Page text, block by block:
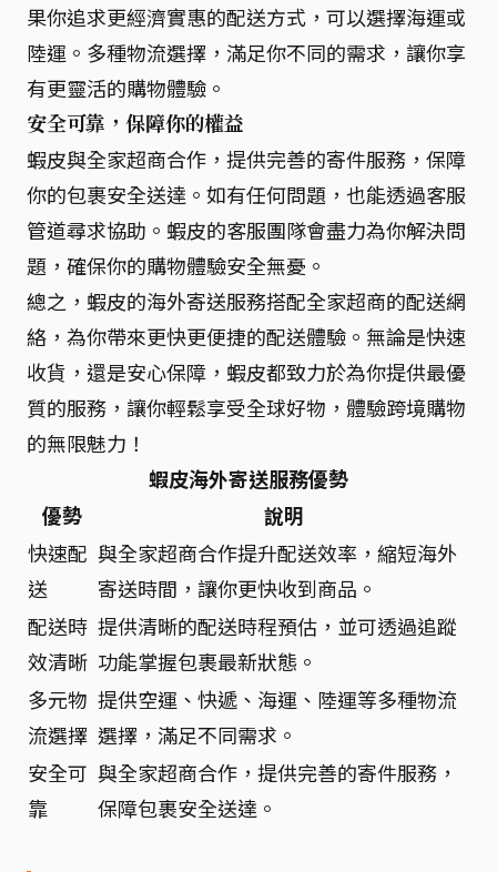
果你追求更經濟實惠的配送方式，可以選擇海運或
陸運。多種物流選擇，滿足你不同的需求，讓你享
有更靈活的購物體驗。
安全可靠，保障你的權益
蝦皮與全家超商合作，提供完善的寄件服務，保障
你的包裹安全送達。如有任何問題，也能透過客服
管道尋求協助。蝦皮的客服團隊會盡力為你解決問
題，確保你的購物體驗安全無憂。
總之，蝦皮的海外寄送服務搭配全家超商的配送網
絡，為你帶來更快更便捷的配送體驗。無論是快速
收貨，還是安心保障，蝦皮都致力於為你提供最優
質的服務，讓你輕鬆享受全球好物，體驗跨境購物
的無限魅力！
蝦皮海外寄送服務優勢
優勢
說明
快速配
送
與全家超商合作提升配送效率，縮短海外
寄送時間，讓你更快收到商品。
配送時
效清晰
提供清晰的配送時程預估，並可透過追蹤
功能掌握包裹最新狀態。
多元物
流選擇
提供空運、快遞、海運、陸運等多種物流
選擇，滿足不同需求。
安全可
靠
與全家超商合作，提供完善的寄件服務，
保障包裹安全送達。